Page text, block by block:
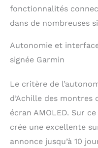
fonctionnalités
dans de nombreuses
Autonomie et
signée Garmin
Le critère de
d’Achille des montres
écran AMOLED. Sur
crée une excellente
annonce jusqu’à 10